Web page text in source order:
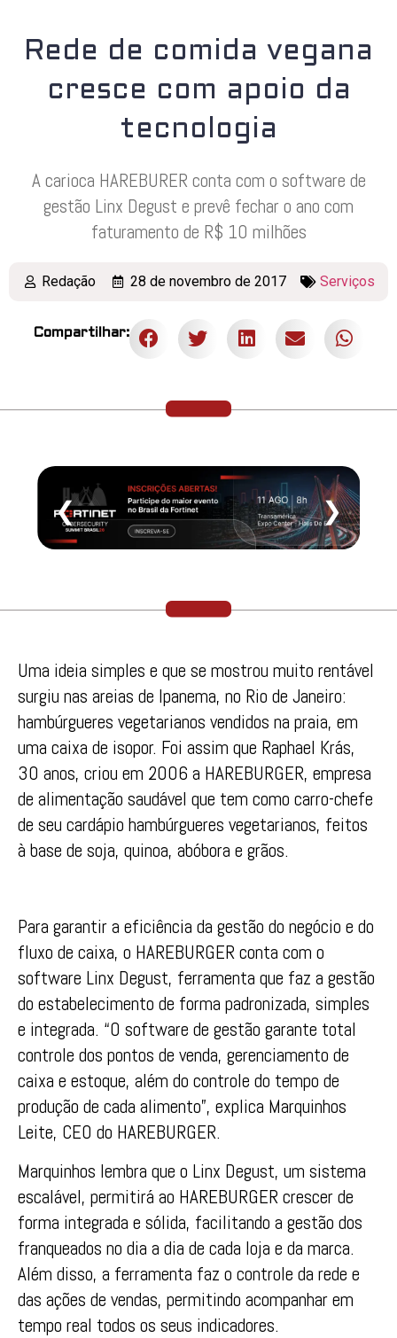
Rede de comida vegana
cresce com apoio da
tecnologia
A carioca HAREBURER conta com o software de
gestão Linx Degust e prevê fechar o ano com
faturamento de R$ 10 milhões
Redação 28 de novembro de 2017 Serviços
Compartilhar:
❮ ❯
Uma ideia simples e que se mostrou muito rentável
surgiu nas areias de Ipanema, no Rio de Janeiro:
hambúrgueres vegetarianos vendidos na praia, em
uma caixa de isopor. Foi assim que Raphael Krás,
30 anos, criou em 2006 a HAREBURGER, empresa
de alimentação saudável que tem como carro-chefe
de seu cardápio hambúrgueres vegetarianos, feitos
à base de soja, quinoa, abóbora e grãos.
Para garantir a eficiência da gestão do negócio e do
fluxo de caixa, o HAREBURGER conta com o
software Linx Degust, ferramenta que faz a gestão
do estabelecimento de forma padronizada, simples
e integrada. “O software de gestão garante total
controle dos pontos de venda, gerenciamento de
caixa e estoque, além do controle do tempo de
produção de cada alimento”, explica Marquinhos
Leite, CEO do HAREBURGER.
Marquinhos lembra que o Linx Degust, um sistema
escalável, permitirá ao HAREBURGER crescer de
forma integrada e sólida, facilitando a gestão dos
franqueados no dia a dia de cada loja e da marca.
Além disso, a ferramenta faz o controle da rede e
das ações de vendas, permitindo acompanhar em
tempo real todos os seus indicadores.